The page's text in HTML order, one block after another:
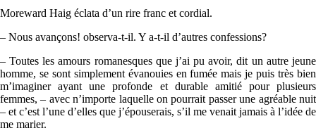
Moreward Haig éclata d’un rire franc et cordial.
– Nous avançons! observa-t-il. Y a-t-il d’autres confessions?
– Toutes les amours romanesques que j’ai pu avoir, dit un autre jeune
homme, se sont simplement évanouies en fumée mais je puis très bien
m’imaginer ayant une profonde et durable amitié pour plusieurs
femmes, – avec n’importe laquelle on pourrait passer une agréable nuit
– et c’est l’une d’elles que j’épouserais, s’il me venait jamais à l’idée de
me marier.